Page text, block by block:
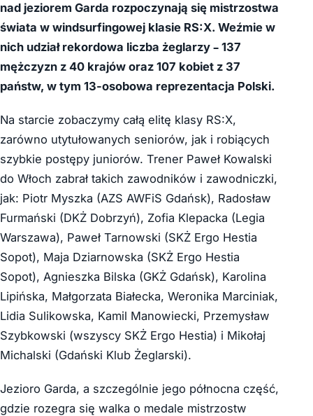
nad jeziorem Garda rozpoczynają się mistrzostwa
świata w windsurfingowej klasie RS:X. Weźmie w
nich udział rekordowa liczba żeglarzy – 137
mężczyzn z 40 krajów oraz 107 kobiet z 37
państw, w tym 13-osobowa reprezentacja Polski.
Na starcie zobaczymy całą elitę klasy RS:X,
zarówno utytułowanych seniorów, jak i robiących
szybkie postępy juniorów. Trener Paweł Kowalski
do Włoch zabrał takich zawodników i zawodniczki,
jak: Piotr Myszka (AZS AWFiS Gdańsk), Radosław
Furmański (DKŻ Dobrzyń), Zofia Klepacka (Legia
Warszawa), Paweł Tarnowski (SKŻ Ergo Hestia
Sopot), Maja Dziarnowska (SKŻ Ergo Hestia
Sopot), Agnieszka Bilska (GKŻ Gdańsk), Karolina
Lipińska, Małgorzata Białecka, Weronika Marciniak,
Lidia Sulikowska, Kamil Manowiecki, Przemysław
Szybkowski (wszyscy SKŻ Ergo Hestia) i Mikołaj
Michalski (Gdański Klub Żeglarski).
Jezioro Garda, a szczególnie jego północna część,
gdzie rozegra się walka o medale mistrzostw